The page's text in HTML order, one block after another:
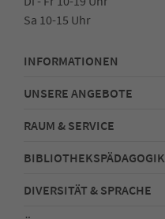
Sa 10-15 Uhr
INFORMATIONEN
UNSERE ANGEBOTE
RAUM & SERVICE
BIBLIOTHEKSPÄDAGOGIK
DIVERSITÄT & SPRACHE